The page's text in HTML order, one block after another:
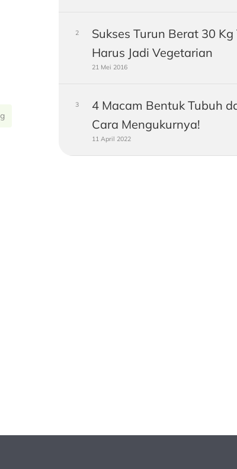
Sukses Turun Berat 30 Kg
Harus Jadi Vegetarian
21 Mei 2016
4 Macam Bentuk Tubuh
Cara Mengukurnya!
11 April 2022